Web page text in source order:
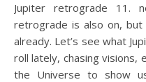
Jupiter retrograde 11. november 2025 Yes, Mercury
retrograde is also on,
already. Let’s see what
roll lately, chasing visions,
the Universe to show